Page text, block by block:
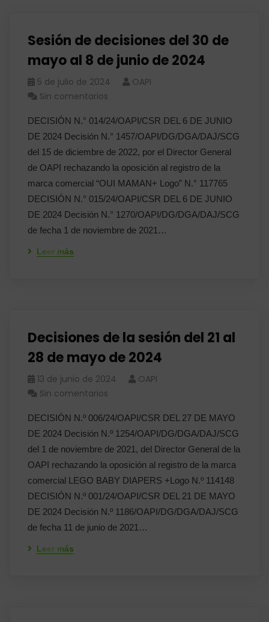
Sesión de decisiones del 30 de
mayo al 8 de junio de 2024
5 de julio de 2024
OAPI
Sin comentarios
DECISIÓN N.° 014/24/OAPI/CSR DEL 6 DE JUNIO
DE 2024 Decisión N.° 1457/OAPI/DG/DGA/DAJ/SCG
del 15 de diciembre de 2022, por el Director General
de OAPI rechazando la oposición al registro de la
marca comercial “OUI MAMAN+ Logo” N.° 117765
DECISIÓN N.° 015/24/OAPI/CSR DEL 6 DE JUNIO
DE 2024 Decisión N.° 1270/OAPI/DG/DGA/DAJ/SCG
de fecha 1 de noviembre de 2021…
Leer más
Decisiones de la sesión del 21 al
28 de mayo de 2024
13 de junio de 2024
OAPI
Sin comentarios
DECISIÓN N.º 006/24/OAPI/CSR DEL 27 DE MAYO
DE 2024 Decisión N.º 1254/OAPI/DG/DGA/DAJ/SCG
del 1 de noviembre de 2021, del Director General de la
OAPI rechazando la oposición al registro de la marca
comercial LEGO BABY DIAPERS +Logo N.º 114148
DECISIÓN N.º 001/24/OAPI/CSR DEL 21 DE MAYO
DE 2024 Decisión N.º 1186/OAPI/DG/DGA/DAJ/SCG
de fecha 11 de junio de 2021…
Leer más